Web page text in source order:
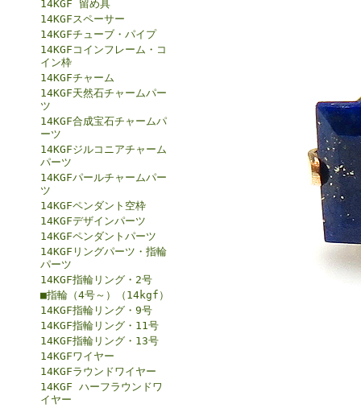
14KGF 留め具
14KGFスペーサー
14KGFチューブ・パイプ
14KGFコインフレーム・コ
イン枠
14KGFチャーム
14KGF天然石チャームパー
ツ
14KGF合成宝石チャームパ
ーツ
14KGFジルコニアチャーム
パーツ
14KGFパールチャームパー
ツ
14KGFペンダント空枠
14KGFデザインパーツ
14KGFペンダントパーツ
14KGFリングパーツ・指輪
パーツ
14KGF指輪リング・2号
■指輪（4号～）（14kgf）
14KGF指輪リング・9号
14KGF指輪リング・11号
14KGF指輪リング・13号
14KGFワイヤー
14KGFラウンドワイヤー
14KGF ハーフラウンドワ
イヤー